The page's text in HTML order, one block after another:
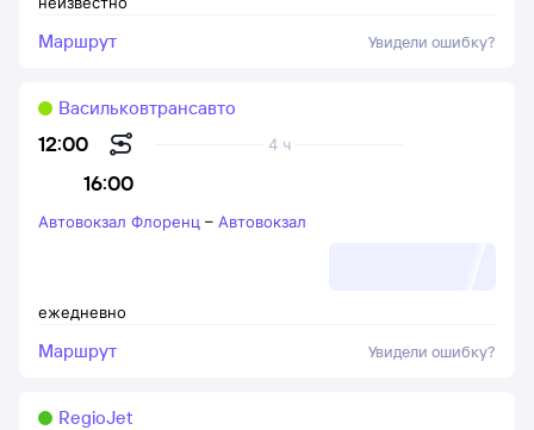
Маршрут Увидели ошибку?
12:00
16:00
4 ч
Васильковтрансавто
ежедневно
Автовокзал Флоренц – Автовокзал
Маршрут Увидели ошибку?
RegioJet